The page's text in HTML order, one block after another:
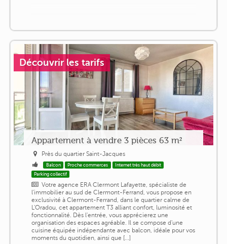
Découvrir les tarifs
Appartement à vendre 3 pièces 63 m²
Près du quartier Saint-Jacques
Balcon Proche commerces
Internet très haut débit
Parking collectif
Votre agence ERA Clermont Lafayette, spécialiste de
l'immobilier au sud de Clermont-Ferrand, vous propose en
exclusivité à Clermont-Ferrand, dans le quartier calme de
L'Oradou, cet appartement T3 alliant confort, luminosité et
fonctionnalité. Dès l'entrée, vous apprécierez une
organisation des espaces agréable. Il se compose d'une
cuisine équipée indépendante avec balcon, idéale pour vos
moments du quotidien, ainsi que [...]